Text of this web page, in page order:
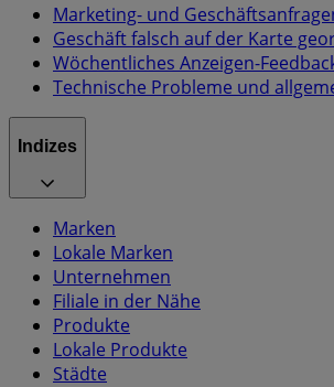
Marketing- und
Geschäft falsch auf der Karte
Wöchentliches Anzeigen-
Technische Probleme und
Indizes
Marken
Lokale Marken
Unternehmen
Filiale in der Nähe
Produkte
Lokale Produkte
Städte